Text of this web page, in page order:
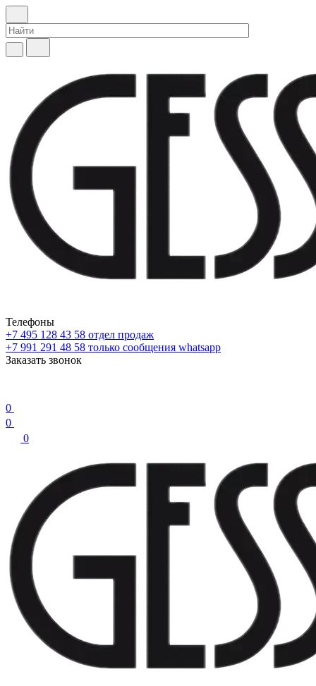
Телефоны
+7 495 128 43 58 отдел продаж
+7 991 291 48 58 только сообщения whatsapp
Заказать звонок
0
0
0